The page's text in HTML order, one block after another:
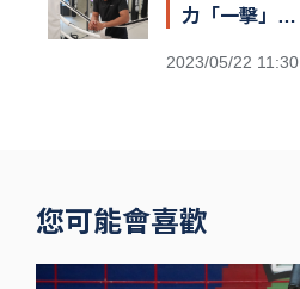
力「一擊」：
泰拳世界冠軍
2023/05/22 11:30
您可能會喜歡